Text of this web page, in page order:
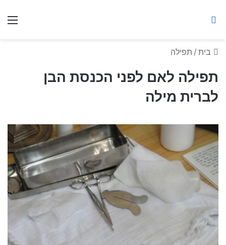
בית / תפילה
תפילה לאם לפני הכנסת הבן
לברית מילה